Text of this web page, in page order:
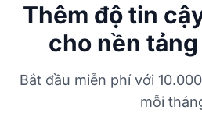
Thêm độ tin
cho nền
Bắt đầu miễn phí với
mỗi